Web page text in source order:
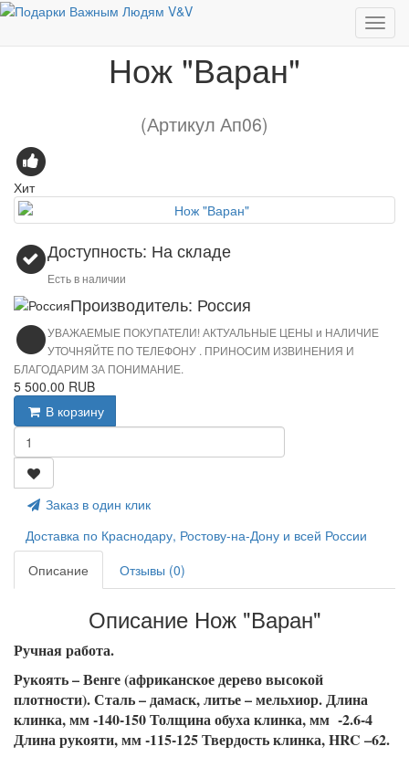
Ножи
Нож "Варан"
(Артикул Ап06)
Хит
Доступность: На складе
Есть в наличии
Производитель: Россия
УВАЖАЕМЫЕ ПОКУПАТЕЛИ! АКТУАЛЬНЫЕ ЦЕНЫ и НАЛИЧИЕ
УТОЧНЯЙТЕ ПО ТЕЛЕФОНУ . ПРИНОСИМ ИЗВИНЕНИЯ И
БЛАГОДАРИМ ЗА ПОНИМАНИЕ.
5 500.00 RUB
В корзину
Заказ в один клик
Доставка по Краснодару, Ростову-на-Дону и всей России
Описание
Отзывы (0)
Описание Нож "Варан"
Ручная работа.
Рукоять – Венге (африканское дерево высокой
плотности). Сталь – дамаск, литье – мельхиор. Длина
клинка, мм -140-150 Толщина обуха клинка, мм -2.6-4
Длина рукояти, мм -115-125 Твердость клинка, HRC –62.